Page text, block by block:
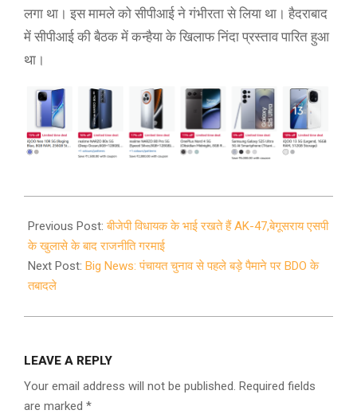
लगा था। इस मामले को सीपीआई ने गंभीरता से लिया था। हैदराबाद
में सीपीआई की बैठक में कन्हैया के खिलाफ निंदा प्रस्ताव पारित हुआ
था।
09-
21
Previous Post:बीजेपी विधायक के भाई रखते हैं AK-47,बेगूसराय एसपी
के खुलासे के बाद राजनीति गरमाई
Next Post: Big News: पंचायत चुनाव से पहले बड़े पैमाने पर BDO के
तबादले
LEAVE A REPLY
Your email address will not be published. Required fields
are marked *